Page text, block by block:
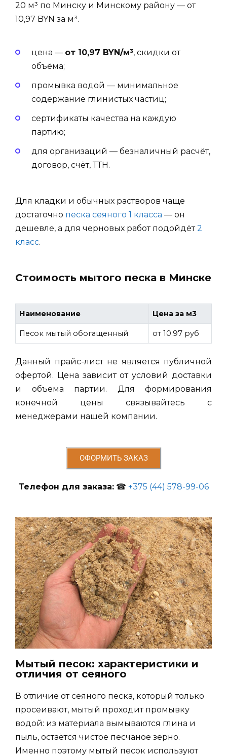
20 м³ по Минску и Минскому району — от
10,97 BYN за м³.
цена — от 10,97 BYN/м³, скидки от
объёма;
промывка водой — минимальное
содержание глинистых частиц;
сертификаты качества на каждую
партию;
для организаций — безналичный расчёт,
договор, счёт, ТТН.
Для кладки и обычных растворов чаще
достаточно песка сеяного 1 класса — он
дешевле, а для черновых работ подойдёт2
класс.
Стоимость мытого песка в Минске
Наименование Цена за м3
Песок мытый обогащенный от 10.97 руб
Данный прайс-лист не является публичной
офертой. Цена зависит от условий доставки
и объема партии. Для формирования
конечной цены связывайтесь с
менеджерами нашей компании.
ОФОРМИТЬ ЗАКАЗ
Телефон для заказа:☎ +375 (44) 578-99-06
Мытый песок: характеристики и
отличия от сеяного
В отличие от сеяного песка, который только
просеивают, мытый проходит промывку
водой: из материала вымываются глина и
пыль, остаётся чистое песчаное зерно.
Именно поэтому мытый песок используют